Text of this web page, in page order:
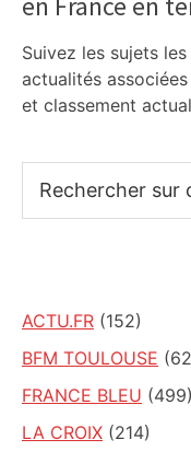
Sidebar
Suivez les sujets
actualités
et classement
sur
ACTU.FR (152)
BFM TOULOUSE
FRANCE BLEU (499)
LA CROIX (214)